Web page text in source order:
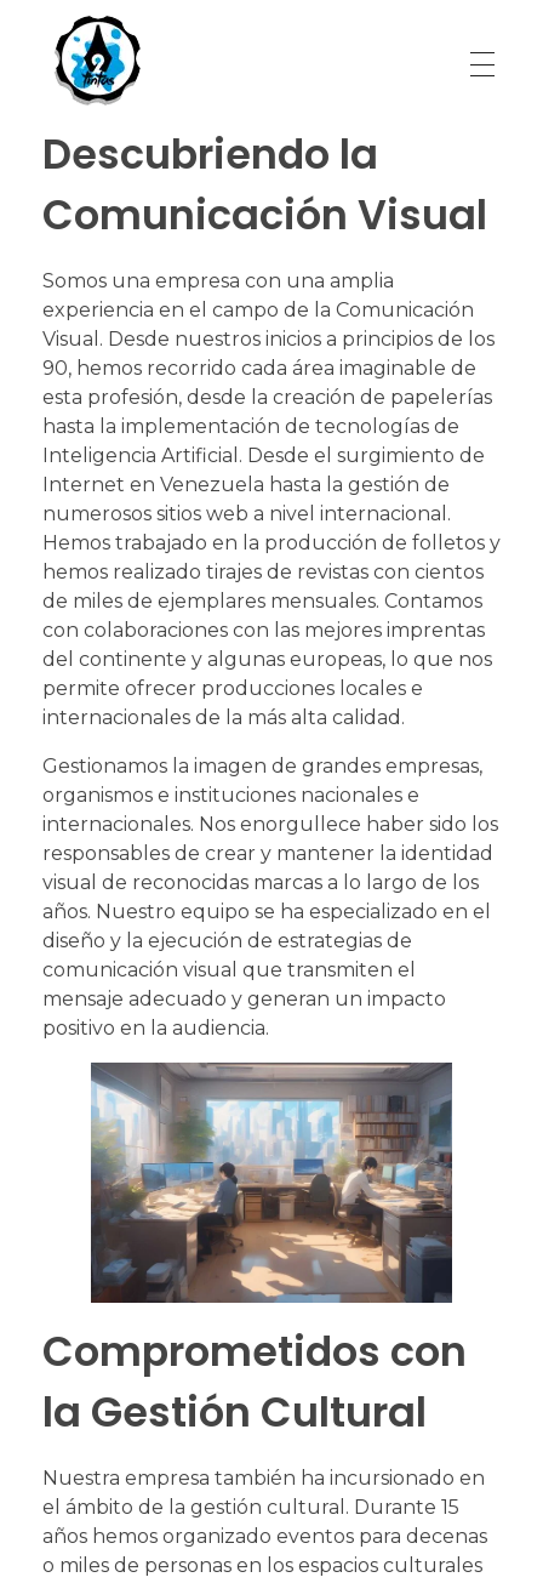
Descubriendo la
Comunicación Visual
Somos una empresa con una amplia
experiencia en el campo de la Comunicación
Visual. Desde nuestros inicios a principios de los
90, hemos recorrido cada área imaginable de
esta profesión, desde la creación de papelerías
hasta la implementación de tecnologías de
Inteligencia Artificial. Desde el surgimiento de
Internet en Venezuela hasta la gestión de
numerosos sitios web a nivel internacional.
Hemos trabajado en la producción de folletos y
hemos realizado tirajes de revistas con cientos
de miles de ejemplares mensuales. Contamos
con colaboraciones con las mejores imprentas
del continente y algunas europeas, lo que nos
permite ofrecer producciones locales e
internacionales de la más alta calidad.
Gestionamos la imagen de grandes empresas,
organismos e instituciones nacionales e
internacionales. Nos enorgullece haber sido los
responsables de crear y mantener la identidad
visual de reconocidas marcas a lo largo de los
años. Nuestro equipo se ha especializado en el
diseño y la ejecución de estrategias de
comunicación visual que transmiten el
mensaje adecuado y generan un impacto
positivo en la audiencia.
Comprometidos con
la Gestión Cultural
Nuestra empresa también ha incursionado en
el ámbito de la gestión cultural. Durante 15
años hemos organizado eventos para decenas
o miles de personas en los espacios culturales